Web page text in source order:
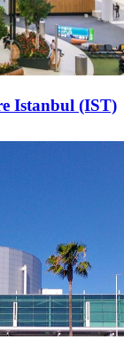
Istanbul (IST)